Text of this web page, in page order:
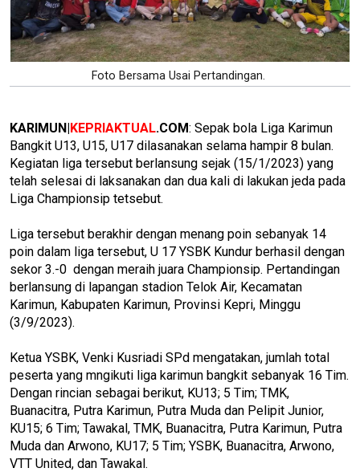
Foto Bersama Usai Pertandingan.
KARIMUN|KEPRIAKTUAL.COM: Sepak bola Liga Karimun
Bangkit U13, U15, U17 dilasanakan selama hampir 8 bulan.
Kegiatan liga tersebut berlansung sejak (15/1/2023) yang
telah selesai di laksanakan dan dua kali di lakukan jeda pada
Liga Championsip tetsebut.
Liga tersebut berakhir dengan menang poin sebanyak 14
poin dalam liga tersebut, U 17 YSBK Kundur berhasil dengan
sekor 3.-0 dengan meraih juara Championsip. Pertandingan
berlansung di lapangan stadion Telok Air, Kecamatan
Karimun, Kabupaten Karimun, Provinsi Kepri, Minggu
(3/9/2023).
Ketua YSBK, Venki Kusriadi SPd mengatakan, jumlah total
peserta yang mngikuti liga karimun bangkit sebanyak 16 Tim.
Dengan rincian sebagai berikut, KU13; 5 Tim; TMK,
Buanacitra, Putra Karimun, Putra Muda dan Pelipit Junior,
KU15; 6 Tim; Tawakal, TMK, Buanacitra, Putra Karimun, Putra
Muda dan Arwono, KU17; 5 Tim; YSBK, Buanacitra, Arwono,
VTT United, dan Tawakal.